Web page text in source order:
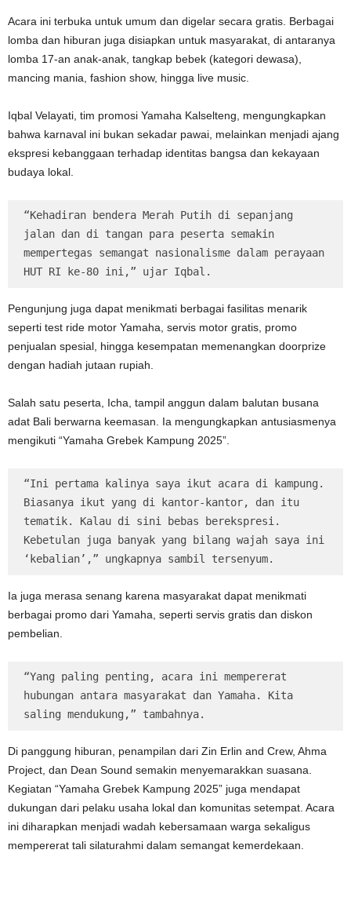
Acara ini terbuka untuk umum dan digelar secara gratis. Berbagai
lomba dan hiburan juga disiapkan untuk masyarakat, di antaranya
lomba 17-an anak-anak, tangkap bebek (kategori dewasa),
mancing mania, fashion show, hingga live music.
Iqbal Velayati, tim promosi Yamaha Kalselteng, mengungkapkan
bahwa karnaval ini bukan sekadar pawai, melainkan menjadi ajang
ekspresi kebanggaan terhadap identitas bangsa dan kekayaan
budaya lokal.
“Kehadiran bendera Merah Putih di sepanjang
jalan dan di tangan para peserta semakin
mempertegas semangat nasionalisme dalam perayaan
HUT RI ke-80 ini,” ujar Iqbal.
Pengunjung juga dapat menikmati berbagai fasilitas menarik
seperti test ride motor Yamaha, servis motor gratis, promo
penjualan spesial, hingga kesempatan memenangkan doorprize
dengan hadiah jutaan rupiah.
Salah satu peserta, Icha, tampil anggun dalam balutan busana
adat Bali berwarna keemasan. Ia mengungkapkan antusiasmenya
mengikuti “Yamaha Grebek Kampung 2025”.
“Ini pertama kalinya saya ikut acara di kampung.
Biasanya ikut yang di kantor-kantor, dan itu
tematik. Kalau di sini bebas berekspresi.
Kebetulan juga banyak yang bilang wajah saya ini
‘kebalian’,” ungkapnya sambil tersenyum.
Ia juga merasa senang karena masyarakat dapat menikmati
berbagai promo dari Yamaha, seperti servis gratis dan diskon
pembelian.
“Yang paling penting, acara ini mempererat
hubungan antara masyarakat dan Yamaha. Kita
saling mendukung,” tambahnya.
Di panggung hiburan, penampilan dari Zin Erlin and Crew, Ahma
Project, dan Dean Sound semakin menyemarakkan suasana.
Kegiatan “Yamaha Grebek Kampung 2025” juga mendapat
dukungan dari pelaku usaha lokal dan komunitas setempat. Acara
ini diharapkan menjadi wadah kebersamaan warga sekaligus
mempererat tali silaturahmi dalam semangat kemerdekaan.